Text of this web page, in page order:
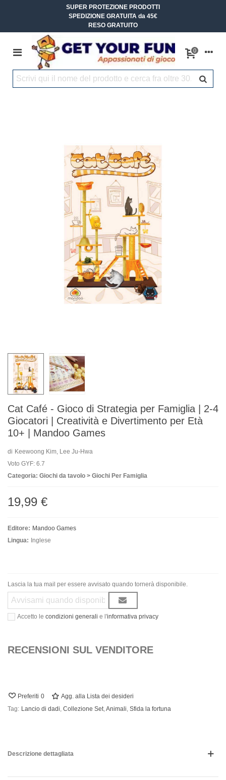
SUPER PROTEZIONE PRODOTTI
SPEDIZIONE GRATUITA da 45€
RESO GRATUITO
0
Cat Café - Gioco di Strategia per Famiglia | 2-4
Giocatori | Creatività e Divertimento per Età
10+ | Mandoo Games
di Keewoong Kim, Lee Ju-Hwa
Voto GYF: 6.7
Categoria: Giochi da tavolo > Giochi Per Famiglia
19,99 €
Editore: Mandoo Games
Lingua: Inglese
Lascia la tua mail per essere avvisato quando tornerà disponibile.
Accetto le condizioni generali e l'informativa privacy
RECENSIONI SUL VENDITORE
Preferiti 0
Agg. alla Lista dei desideri
Tag: Lancio di dadi, Collezione Set,Animali, Sfida la fortuna
Descrizione dettagliata